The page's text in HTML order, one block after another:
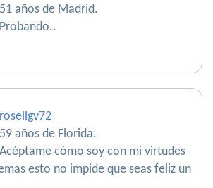
51 años de Madrid.
Probando..
rosellgv72
59 años de Florida.
Acéptame cómo soy con mi virtudes
esto no impide que seas feliz un